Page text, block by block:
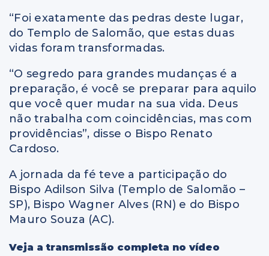
“Foi exatamente das pedras deste lugar,
do Templo de Salomão, que estas duas
vidas foram transformadas.
“O segredo para grandes mudanças é a
preparação, é você se preparar para aquilo
que você quer mudar na sua vida. Deus
não trabalha com coincidências, mas com
providências”, disse o Bispo Renato
Cardoso.
A jornada da fé teve a participação do
Bispo Adilson Silva (Templo de Salomão –
SP), Bispo Wagner Alves (RN) e do Bispo
Mauro Souza (AC).
Veja a transmissão completa no vídeo